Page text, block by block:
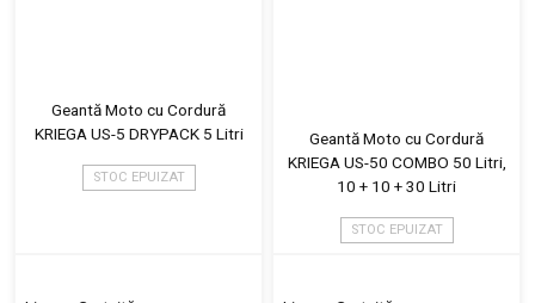
Geantă Moto cu Cordură
KRIEGA US-5 DRYPACK 5 Litri
STOC EPUIZAT
Geantă Moto cu Cordură
KRIEGA US-50 COMBO 50 Litri,
10 + 10 + 30 Litri
STOC EPUIZAT